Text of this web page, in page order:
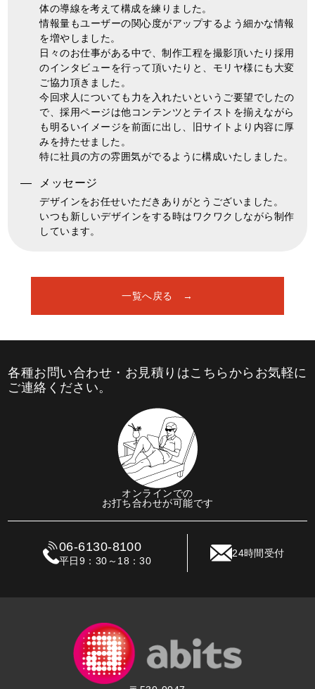
体の導線を考えて構成を練りました。
情報量もユーザーの関心度がアップするよう細かな情報
を増やしました。
日々のお仕事がある中で、制作工程を撮影頂いたり採用
のインタビューを行って頂いたりと、モリヤ様にも大変
ご協力頂きました。
今回求人についても力を入れたいというご要望でしたの
で、採用ページは他コンテンツとテイストを揃えながら
も明るいイメージを前面に出し、旧サイトより内容に厚
みを持たせました。
特に社員の方の雰囲気がでるように構成いたしました。
メッセージ
デザインをお任せいただきありがとうございました。
いつも新しいデザインをする時はワクワクしながら制作
しています。
一覧へ戻る
各種お問い合わせ・お見積りはこちらからお気軽に
ご連絡ください。
オンラインでの
お打ち合わせが可能です
06-6130-8100
平日9：30～18：30
24時間受付